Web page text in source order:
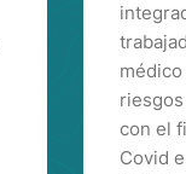
con el
Covid